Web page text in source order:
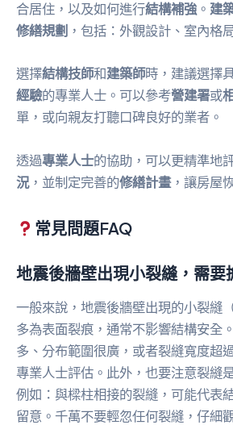
合居住，以及如何進行結構補強 。 建
修繕規劃 ，包括：外觀設計、室內格
選擇結構技師和建築師時，建議選擇
經驗的專業人士。可以參考營建署或
單，或向親友打聽口碑良好的業者。
透過專業人士的協助，可以更精準地
況，並制定完善的修繕計畫，讓房屋
常見問題FAQ
地震後牆壁出現小裂縫，需要
一般來說，地震後牆壁出現的小裂縫
多為表面裂痕，通常不影響結構安全
多、分布範圍很廣，或者裂縫寬度超
專業人士評估。此外，也要注意裂縫
例如：與樑柱相接的裂縫，可能代表
留意。千萬不要輕忽任何裂縫，仔細